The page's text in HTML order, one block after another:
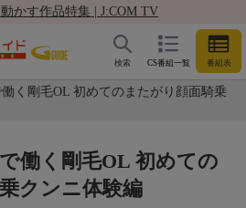
かす作品特集 | J:COM TV
CS番組一覧 番組表
検索
く剛毛OL 初めてのまたがり顔面騎乗
働く剛毛OL 初めての
クンニ体験編